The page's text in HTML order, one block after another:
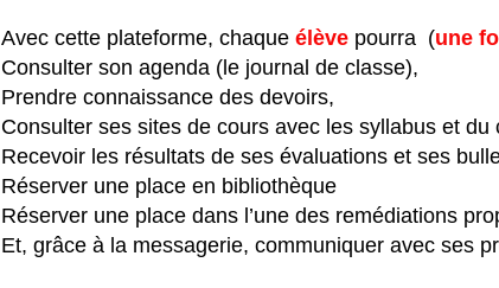
Avec cette plateforme, chaque élève pourra (une
Consulter son agenda (le journal de classe),
Prendre connaissance des devoirs,
Consulter ses sites de cours avec les syllabus et du
Recevoir les résultats de ses évaluations et ses
Réserver une place en bibliothèque
Réserver une place dans l’une des remédiations
Et, grâce à la messagerie, communiquer avec ses